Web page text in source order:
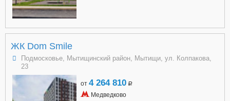
ЖК Dom Smile
Подмосковье, Мытищинский район, Мытищи, ул. Колпакова,
23
от 4 264 810 a
Медведково